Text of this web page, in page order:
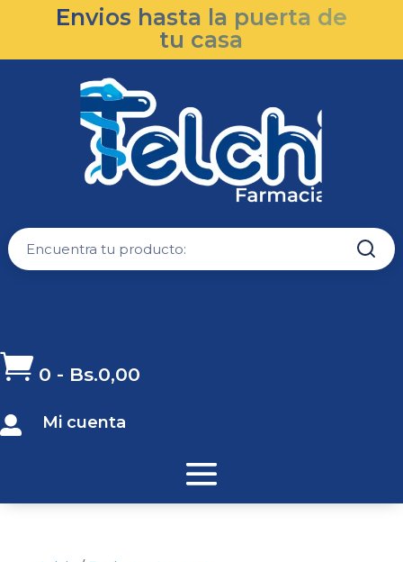
Envios hasta la puerta de
tu casa
 0 - Bs.0,00
 Mi cuenta